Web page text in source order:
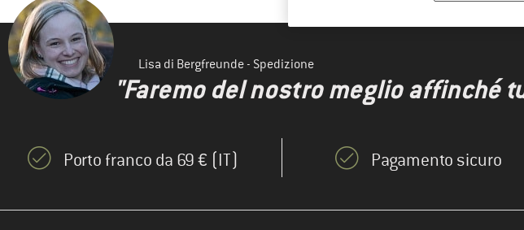
Lisa di Bergfreunde - Spedizione
"Faremo del nostro meglio affinché
Porto franco da 69 € (IT) Pagamento sicuro